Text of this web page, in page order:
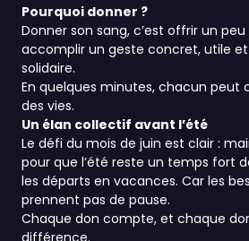
Pourquoi donner ?
Donner son sang, c’est offrir un
accomplir un geste concret, utile
solidaire.
En quelques minutes, chacun peut
des vies.
Un élan collectif avant l’été
Le défi du mois de juin est clair :
pour que l’été reste un temps fort
les départs en vacances. Car les
prennent pas de pause.
Chaque don compte, et chaque
différence.